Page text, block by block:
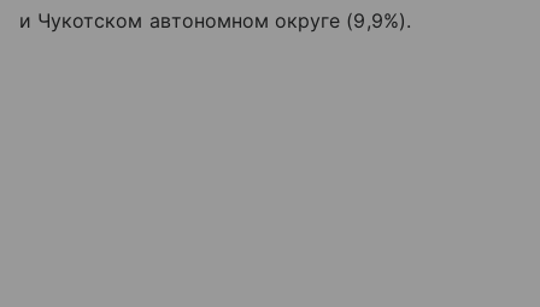
и Чукотском автономном округе (9,9%).